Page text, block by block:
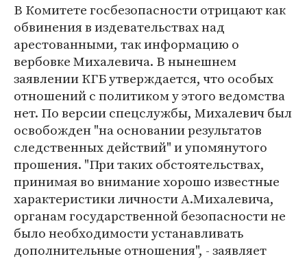
В Комитете госбезопасности отрицают как
обвинения в издевательствах над
арестованными, так информацию о
вербовке Михалевича. В нынешнем
заявлении КГБ утверждается, что особых
отношений с политиком у этого ведомства
нет. По версии спецслужбы, Михалевич был
освобожден "на основании результатов
следственных действий" и упомянутого
прошения. "При таких обстоятельствах,
принимая во внимание хорошо известные
характеристики личности А.Михалевича,
органам государственной безопасности не
было необходимости устанавливать
дополнительные отношения", - заявляет